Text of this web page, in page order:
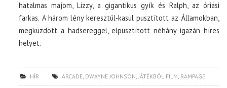
hatalmas majom, Lizzy, a gigantikus gyík és Ralph, az óriási
farkas. A három lény keresztül-kasul pusztított az Államokban,
megküzdött a hadsereggel, elpusztított néhány igazán híres
helyet.
HÍR ARCADE, DWAYNE JOHNSON,JÁTÉKBÓL FILM, RAMPAGE